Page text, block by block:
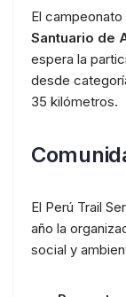
El
Santuario de
espera la
desde
35 kilómetros.
El Perú Trail
año la
social y